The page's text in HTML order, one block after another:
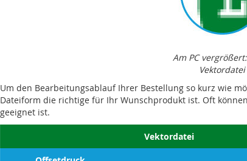
Am PC
Um den Bearbeitungsablauf Ihrer Bestellung so kurz wie
Dateiform die richtige für Ihr Wunschprodukt ist. Oft
geeignet ist.
Vektordatei